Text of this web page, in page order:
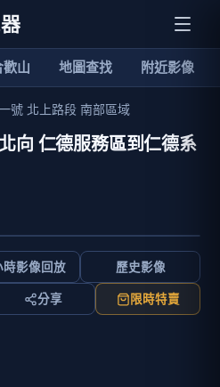
歡山 地圖查找 附近影像
號 北上路段 南部區域
向 仁德服務區到仁德系
時影像回放 歷史影像
分享 限時特賣